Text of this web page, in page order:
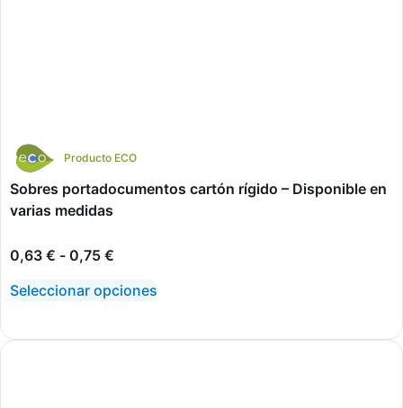
Producto ECO
Sobres portadocumentos cartón rígido – Disponible en
varias medidas
0,63 € - 0,75 €
Seleccionar opciones